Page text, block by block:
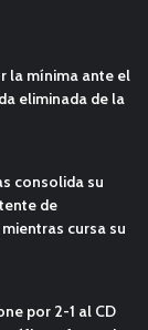
la mínima ante el
eliminada de la
consolida su
de
cursa su
por 2-1 al CD